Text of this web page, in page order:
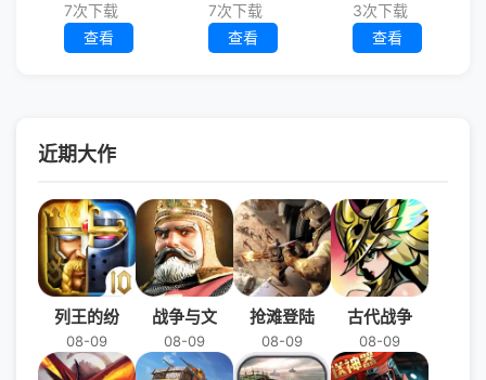
7次下载
查看
7次下载
查看
3次下载
查看
近期大作
列王的纷
08-09
战争与文
08-09
抢滩登陆
08-09
古代战争
08-09